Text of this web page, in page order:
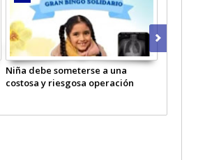
Niña debe someterse a una
costosa y riesgosa operación
por